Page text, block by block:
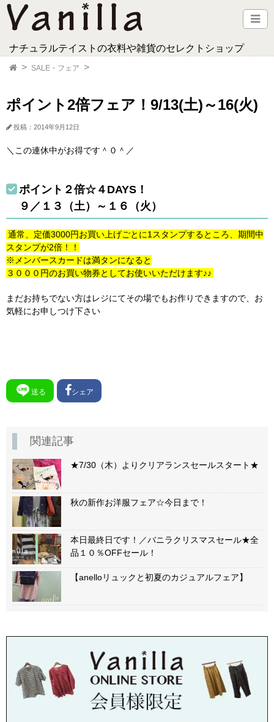
ナチュラルテイストの衣料や雑貨のセレクトショップ
SALE・フェア
ポイント2倍フェア！9/13(土)～16(火)
投稿：2014年9月12日
＼この連休中がお得です＾０＾／
ポイント２倍☆４DAYS！
９／１３（土）～１６（火）
通常、定価3000円お買い上げごとに1スタンプするところ、期間中
スタンプが2倍！！
※メンバースカードは満タンになると
３０００円のお買い物券としてお使いいただけます♪♪
まだお持ちでない方はレジにてその場でもお作りできますので、お
気軽にお申しつけ下さい
送る シェア
関連記事
★7/30（木）よりクリアランスセールスタート★
秋の新作お洋服フェア☆今日まで！
本日最終日です！／バニラクリスマスセール★全
品１０％OFFセール！
【anelloリュックと初夏のカジュアルフェア】